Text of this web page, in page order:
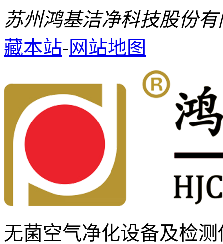
苏州鸿基洁净科技股份
藏本站-网站地图
无菌空气净化设备及检